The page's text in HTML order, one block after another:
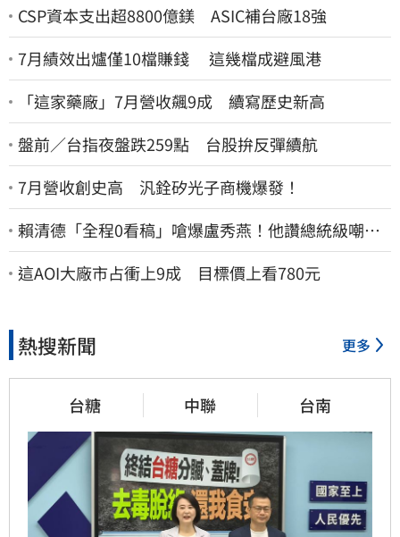
CSP資本支出超8800億鎂 ASIC補台廠18強
7月績效出爐僅10檔賺錢 這幾檔成避風港
「這家藥廠」7月營收飆9成 續寫歷史新高
盤前／台指夜盤跌259點 台股拚反彈續航
7月營收創史高 汎銓矽光子商機爆發！
賴清德「全程0看稿」嗆爆盧秀燕！他讚總統級嘲
諷：把8年總帳一次掀翻
這AOI大廠市占衝上9成 目標價上看780元
熱搜新聞 更多
台糖 中聯 台南